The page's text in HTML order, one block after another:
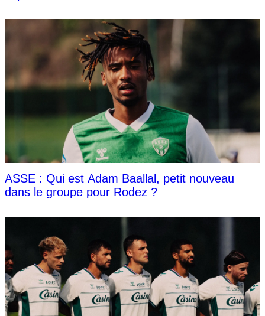
ASSE : Qui est Adam Baallal, petit nouveau
dans le groupe pour Rodez ?